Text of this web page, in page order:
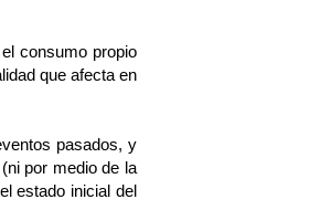
consumo propio
que afecta en
pasados, y
por medio de la
estado inicial del